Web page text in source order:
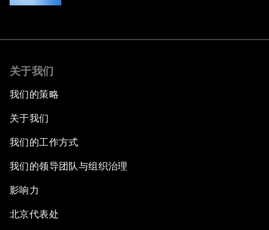
关于我们
我们的策略
关于我们
我们的工作方式
我们的领导团队与组织治理
影响力
北京代表处